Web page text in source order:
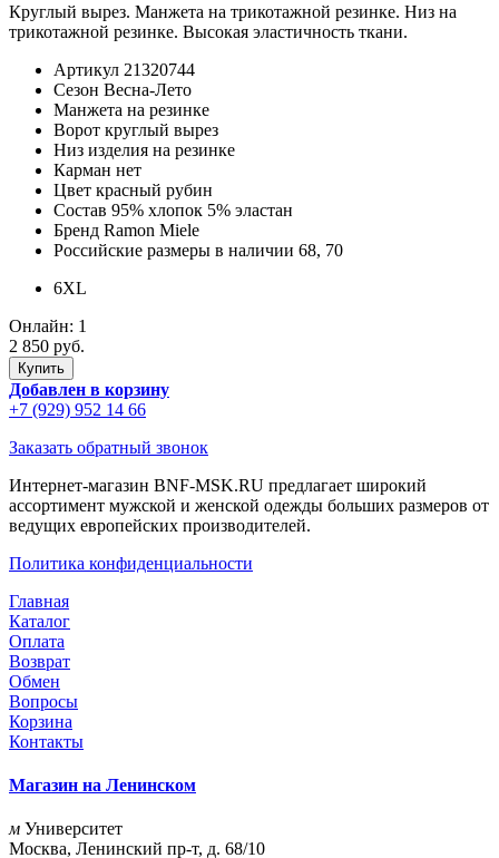
Круглый вырез. Манжета на трикотажной резинке. Низ на
трикотажной резинке. Высокая эластичность ткани.
Артикул 21320744
Сезон Весна-Лето
Манжета на резинке
Ворот круглый вырез
Низ изделия на резинке
Карман нет
Цвет красный рубин
Состав 95% хлопок 5% эластан
Бренд Ramon Miele
Российские размеры в наличии 68, 70
6XL
Онлайн: 1
2 850 руб.
Добавлен в корзину
+7 (929) 952 14 66
Заказать обратный звонок
Интернет-магазин BNF-MSK.RU предлагает широкий
ассортимент мужской и женской одежды больших размеров от
ведущих европейских производителей.
Политика конфиденциальности
Главная
Каталог
Оплата
Возврат
Обмен
Вопросы
Корзина
Контакты
Магазин на Ленинском
м Университет
Москва, Ленинский пр-т, д. 68/10